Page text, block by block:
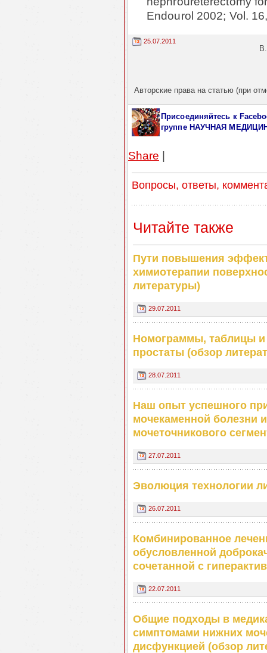
Endourol 2002; Vol.
25.07.2011
Авторские права на статью (при
Присоединяйтесь к
группе НАУЧНАЯ
Share |
Вопросы, ответы,
Читайте также
Пути повышения
химиотерапии
литературы)
29.07.2011
Номограммы, таблицы и
простаты (обзор
28.07.2011
Наш опыт успешного
мочекаменной болезни
мочеточникового
27.07.2011
Эволюция технологии
26.07.2011
Комбинированное
обусловленной
сочетанной с
22.07.2011
Общие подходы в
симптомами нижних
дисфункцией (обзор